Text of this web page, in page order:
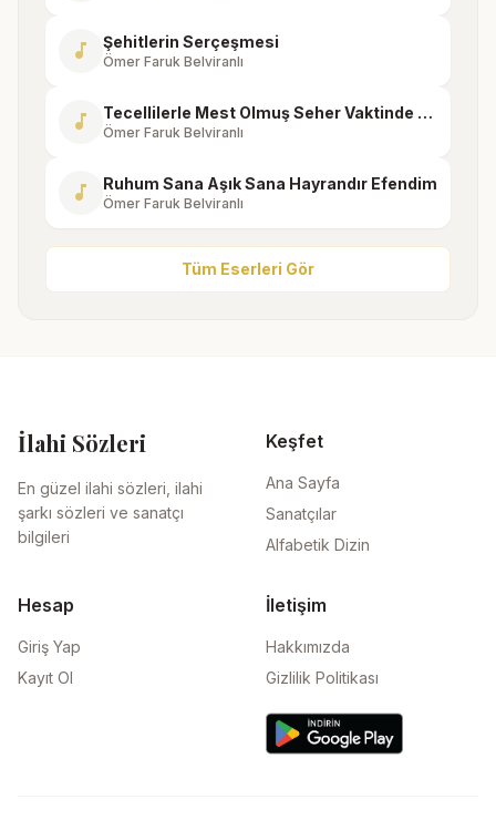
music_note Şehitlerin Serçeşmesi
Ömer Faruk Belviranlı
music_note Tecellilerle Mest Olmuş Seher Vaktinde Arifler
Ömer Faruk Belviranlı
music_note Ruhum Sana Aşık Sana Hayrandır Efendim
Ömer Faruk Belviranlı
Tüm Eserleri Gör
İlahi Sözleri
En güzel ilahi sözleri, ilahi
şarkı sözleri ve sanatçı
bilgileri
Keşfet
Ana Sayfa
Sanatçılar
Alfabetik Dizin
Hesap
Giriş Yap
Kayıt Ol
İletişim
Hakkımızda
Gizlilik Politikası